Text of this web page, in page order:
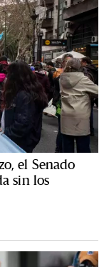
el Senado
sin los